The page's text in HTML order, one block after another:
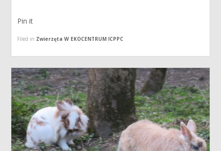
Pin it
Filed in Zwierzęta W EKOCENTRUM ICPPC